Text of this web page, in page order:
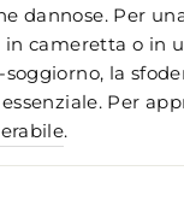
dannose. Per
in cameretta o in
la
Per
.